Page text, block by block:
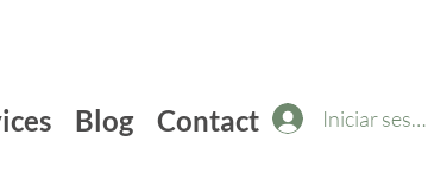
Blog Contact Iniciar sesión